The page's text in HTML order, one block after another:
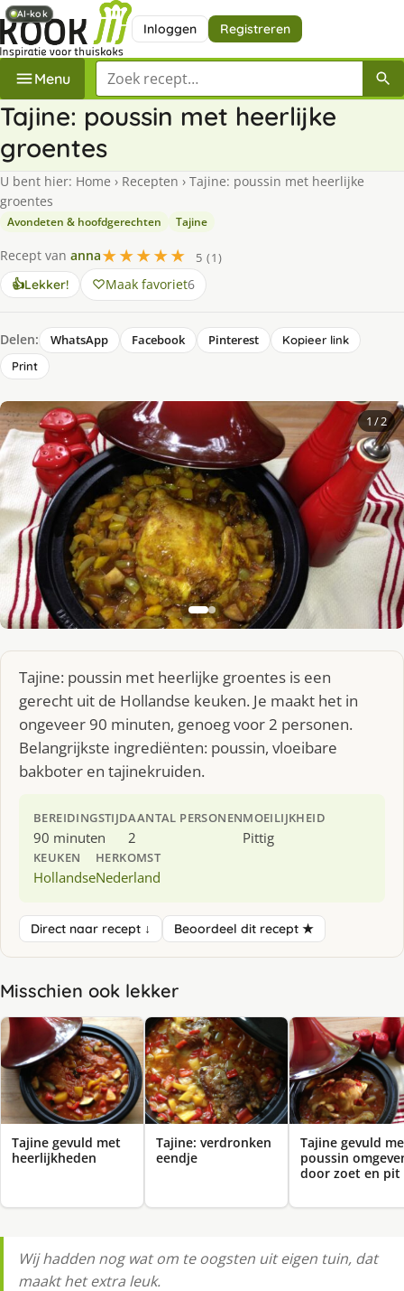
Inloggen Registreren
Menu Zoek een recept
Tajine: poussin met heerlijke
groentes
U bent hier: Home › Recepten › Tajine: poussin met heerlijke
groentes
Avondeten & hoofdgerechten Tajine
Recept van anna★★★★★
5 (1)
👍Lekker! Maak favoriet6
Delen: WhatsApp Facebook Pinterest
Kopieer link
Print
1 / 2
Tajine: poussin met heerlijke groentes is een
gerecht uit de Hollandse keuken. Je maakt het in
ongeveer 90 minuten, genoeg voor 2 personen.
Belangrijkste ingrediënten: poussin, vloeibare
bakboter en tajinekruiden.
BEREIDINGSTIJD
90 minuten
AANTAL PERSONEN
2
MOEILIJKHEID
Pittig
KEUKEN
Hollandse
HERKOMST
Nederland
Direct naar recept ↓ Beoordeel dit recept ★
Misschien ook lekker
Tajine gevuld met
heerlijkheden
Tajine: verdronken
eendje
Tajine gevuld
poussin
door zoet en pit
AI-kok
AI-kok
Wij hadden nog wat om te oogsten uit eigen tuin, dat
maakt het extra leuk.